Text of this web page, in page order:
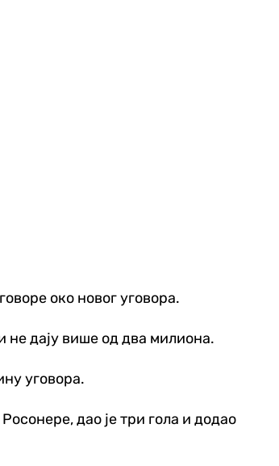
око новог уговора.
не дају више од два милиона.
уговора.
дао је три гола и додао